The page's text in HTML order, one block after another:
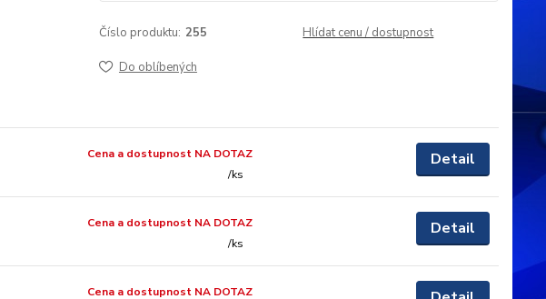
Číslo produktu: 255 Hlídat cenu / dostupnost
Do oblíbených
/ks
Cena a dostupnost NA DOTAZ Detail
/ks
Cena a dostupnost NA DOTAZ Detail
Cena a dostupnost NA DOTAZ